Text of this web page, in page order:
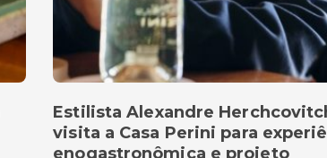
Estilista Alexandre
visita a Casa Perini para
enogastronômica e projeto